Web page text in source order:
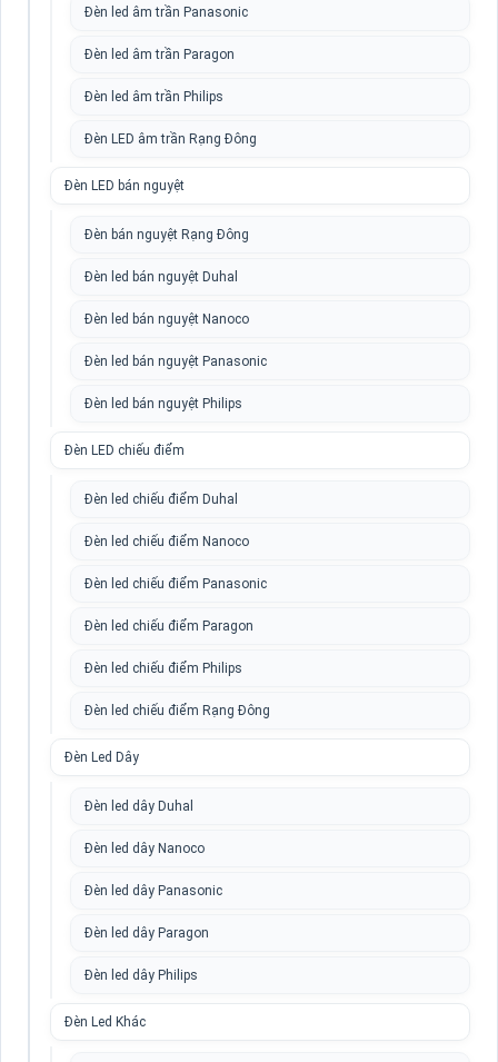
Đèn led âm trần Panasonic
Đèn led âm trần Paragon
Đèn led âm trần Philips
Đèn LED âm trần Rạng Đông
Đèn LED bán nguyệt
Đèn bán nguyệt Rạng Đông
Đèn led bán nguyệt Duhal
Đèn led bán nguyệt Nanoco
Đèn led bán nguyệt Panasonic
Đèn led bán nguyệt Philips
Đèn LED chiếu điểm
Đèn led chiếu điểm Duhal
Đèn led chiếu điểm Nanoco
Đèn led chiếu điểm Panasonic
Đèn led chiếu điểm Paragon
Đèn led chiếu điểm Philips
Đèn led chiếu điểm Rạng Đông
Đèn Led Dây
Đèn led dây Duhal
Đèn led dây Nanoco
Đèn led dây Panasonic
Đèn led dây Paragon
Đèn led dây Philips
Đèn Led Khác